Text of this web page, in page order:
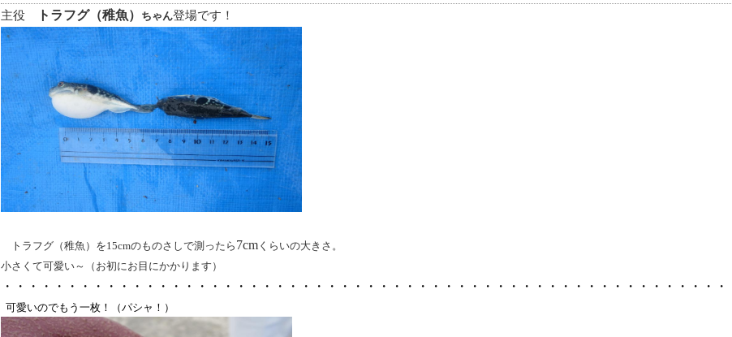
主役 トラフグ（稚魚） ちゃん登場です！
トラフグ（稚魚）を15cmのものさしで測ったら 7cmくらいの大きさ。
小さくて可愛い～（お初にお目にかかります）
・・・・・・・・・・・・・・・・・・・・・・・・・・・・・・・・・・・・・・・・・・・・・・・・・・・・・・・
可愛いのでもう一枚！（パシャ！）